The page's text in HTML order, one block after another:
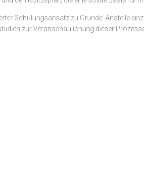
Schulungsansatz zu Grunde. Anstelle
zur Veranschaulichung dieser